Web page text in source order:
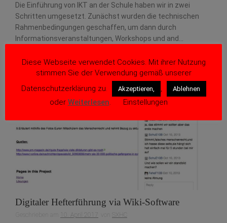
Die Einführung von IKT an der Schule haben wir in zwei
Schritten umgesetzt. Zunächst wurden die technischen
Rahmenbedingungen geschaffen, um dann durch
Informationsveranstaltungen, Workshops und and...
Digitaler Hefterführung via Wiki-Software
Geschrieben am 10. April 2017 SXHC
Diese Webseite verwendet Cookies. Mit ihrer Nutzung
stimmen Sie der Verwendung gemäß unserer
Datenschutzerklärung zu.
Akzeptieren, , Ablehnen
oder Weiterlesen. Einstellungen